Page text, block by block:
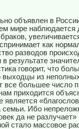
объявлен в
мире наблюдается
как
разводов
результате
говорит, что
выходцы из
все большее число
приходится
является
Ибо
да не
стало массовое